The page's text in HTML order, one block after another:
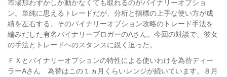
市場加わずかしか動かなくても取れるのがバイナリーオプショ
ン。単純に思えるトレードだが、分析と指標の上手な使い方が成
績を左右する。そのバイナリーオプション攻略のトレード手法を
編みだした有名バイナリーブロガーのAさん。今回の対談で、彼女
の手法とトレードヘのスタンスに鋭く迫った。
ＦＸとバイナリーオプションの特性による使いわけを為替ディー
ラーAさん 為替はこの１ヵ月くらいレンジが続いています。８月